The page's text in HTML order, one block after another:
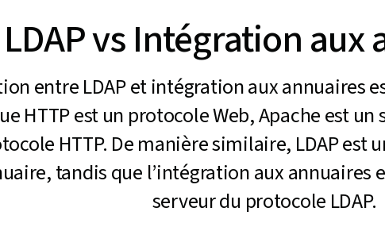
LDAP vs Intégration aux
entre LDAP et intégration aux annuaires
HTTP est un protocole Web, Apache est
HTTP. De manière similaire, LDAP est
tandis que l’intégration aux
serveur du protocole LDAP.